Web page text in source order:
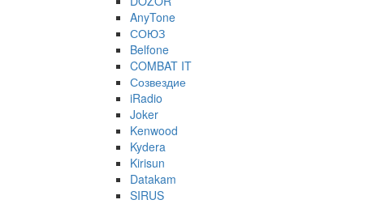
AnyTone
СОЮЗ
Belfone
COMBAT IT
Созвездие
iRadio
Joker
Kenwood
Kydera
Kirisun
Datakam
SIRUS